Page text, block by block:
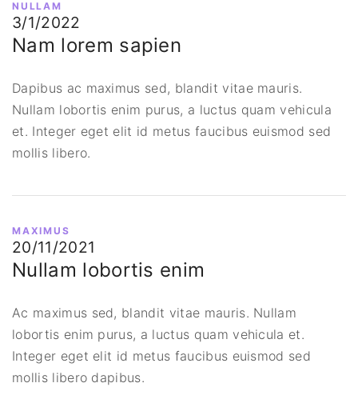
NULLAM
3/1/2022
Nam lorem sapien
Dapibus ac maximus sed, blandit vitae mauris.
Nullam lobortis enim purus, a luctus quam vehicula
et. Integer eget elit id metus faucibus euismod sed
mollis libero.
MAXIMUS
20/11/2021
Nullam lobortis enim
Ac maximus sed, blandit vitae mauris. Nullam
lobortis enim purus, a luctus quam vehicula et.
Integer eget elit id metus faucibus euismod sed
mollis libero dapibus.